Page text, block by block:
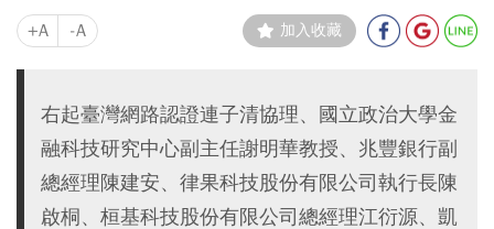
+A -A 加入收藏
右起臺灣網路認證連子清協理、國立政治大學金
融科技研究中心副主任謝明華教授、兆豐銀行副
總經理陳建安、律果科技股份有限公司執行長陳
啟桐、桓基科技股份有限公司總經理江衍源、凱